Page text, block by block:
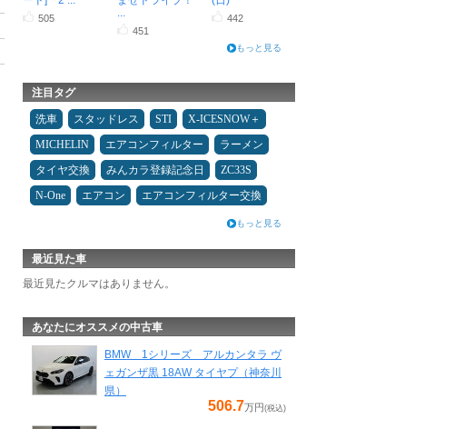
505
...
451
442
もっと見る
注目タグ
洗車 スタッドレス STI
X-ICESNOW＋
MICHELIN
エアコンフィルター
ラーメン
タイヤ交換
みんカラ登録記念日
ZC33S
N-One
エアコン エアコンフィルター交換
もっと見る
最近見た車
最近見たクルマはありません。
あなたにオススメの中古車
BMW 1シリーズ アルカンタラ ヴ
ェガンザ黒 18AW タイヤプ（神奈川
県）
506.7万円(税込)